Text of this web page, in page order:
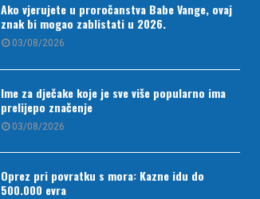
Ako vjerujete u proročanstva Babe Vange, ovaj
znak bi mogao zablistati u 2026.
03/08/2026
Ime za dječake koje je sve više popularno ima
prelijepo značenje
03/08/2026
Oprez pri povratku s mora: Kazne idu do
500.000 evra